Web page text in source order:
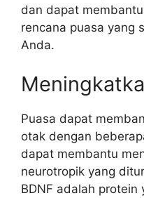
dan dapat
rencana puasa yang
Anda.
Puasa dapat
otak dengan
dapat membantu
neurotropik yang
BDNF adalah protein